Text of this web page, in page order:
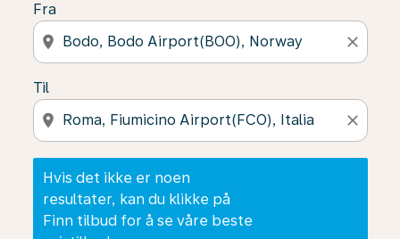
Fra
location_on close
Til
location_on close
Hvis det ikke er noen
resultater, kan du klikke på
Finn tilbud for å se våre beste